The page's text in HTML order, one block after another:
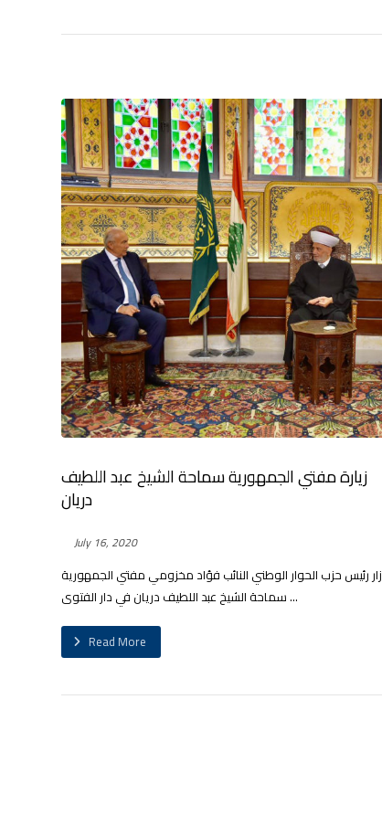
زيارة مفتي الجمهورية سماحة الشيخ عبد اللطيف
دريان
July 16, 2020
زار رئيس حزب الحوار الوطني النائب فؤاد مخزومي مفتي الجمهورية
سماحة الشيخ عبد اللطيف دريان في دار الفتوى ...
Read More